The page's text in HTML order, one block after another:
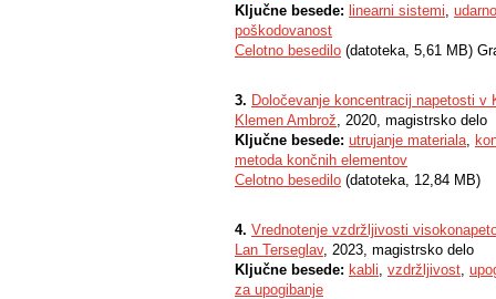
Ključne besede: linearni sistemi,
poškodovanost
Celotno besedilo (datoteka, 5,61 MB)
3. Določevanje koncentracij napetosti v
Klemen Ambrož, 2020, magistrsko delo
Ključne besede: utrujanje materiala,
metoda končnih elementov
Celotno besedilo (datoteka, 12,84 MB)
4. Vrednotenje vzdržljivosti
Lan Terseglav, 2023, magistrsko delo
Ključne besede: kabli, vzdržljivost,
za upogibanje